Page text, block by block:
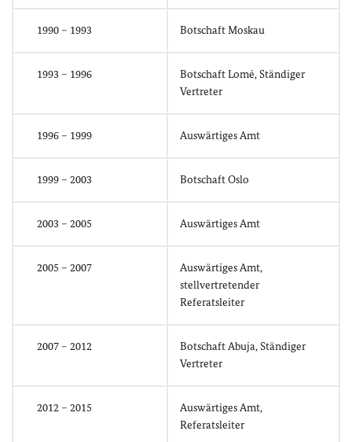
1990 – 1993 Botschaft Moskau
1993 – 1996
Botschaft Lomé, Ständiger
Vertreter
1996 – 1999 Auswärtiges Amt
1999 – 2003 Botschaft Oslo
2003 – 2005 Auswärtiges Amt
2005 – 2007
Auswärtiges Amt,
stellvertretender
Referatsleiter
2007 – 2012
Botschaft Abuja, Ständiger
Vertreter
2012 – 2015
Auswärtiges Amt,
Referatsleiter